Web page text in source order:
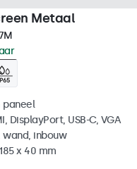
Metaal
paneel
DisplayPort, USB-C, VGA
inbouw
x 40 mm